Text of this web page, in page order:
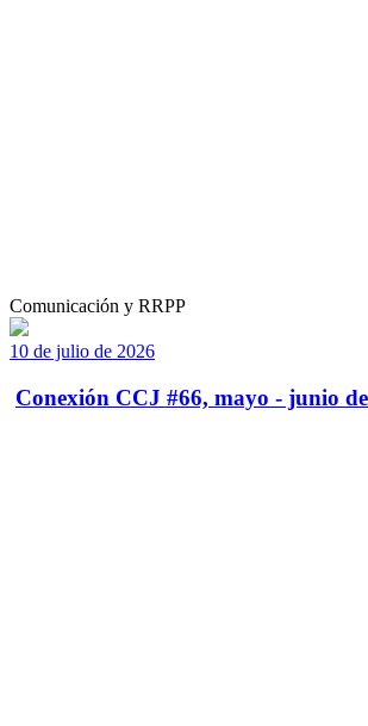
Comunicación y RRPP
10 de julio de 2026
Conexión CCJ #66, mayo - junio